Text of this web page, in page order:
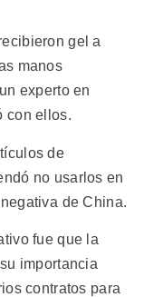
gel a
manos
experto en
con ellos.
de
no usarlos en
de China.
fue que la
importancia
contratos para